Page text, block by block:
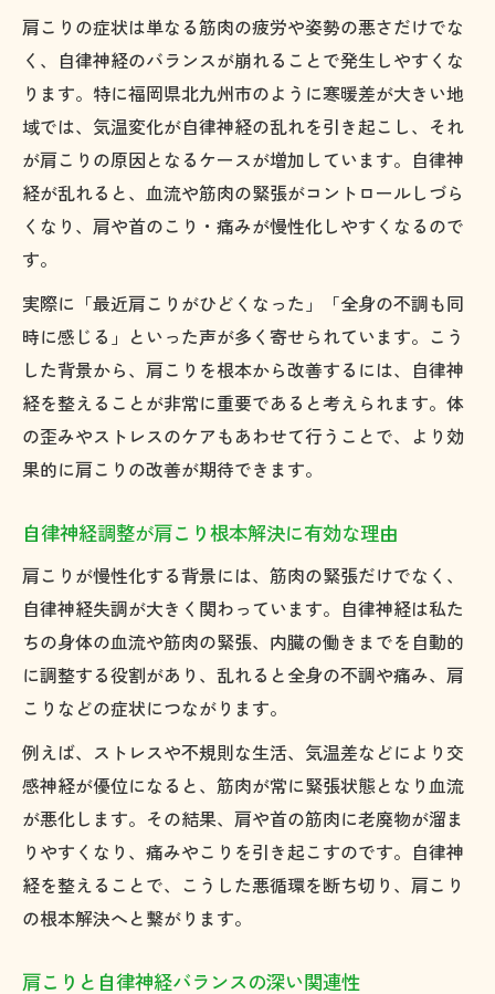
肩こりの症状は単なる筋肉の疲労や姿勢の悪さだけでな
く、自律神経のバランスが崩れることで発生しやすくな
ります。特に福岡県北九州市のように寒暖差が大きい地
域では、気温変化が自律神経の乱れを引き起こし、それ
が肩こりの原因となるケースが増加しています。自律神
経が乱れると、血流や筋肉の緊張がコントロールしづら
くなり、肩や首のこり・痛みが慢性化しやすくなるので
す。
実際に「最近肩こりがひどくなった」「全身の不調も同
時に感じる」といった声が多く寄せられています。こう
した背景から、肩こりを根本から改善するには、自律神
経を整えることが非常に重要であると考えられます。体
の歪みやストレスのケアもあわせて行うことで、より効
果的に肩こりの改善が期待できます。
自律神経調整が肩こり根本解決に有効な理由
肩こりが慢性化する背景には、筋肉の緊張だけでなく、
自律神経失調が大きく関わっています。自律神経は私た
ちの身体の血流や筋肉の緊張、内臓の働きまでを自動的
に調整する役割があり、乱れると全身の不調や痛み、肩
こりなどの症状につながります。
例えば、ストレスや不規則な生活、気温差などにより交
感神経が優位になると、筋肉が常に緊張状態となり血流
が悪化します。その結果、肩や首の筋肉に老廃物が溜ま
りやすくなり、痛みやこりを引き起こすのです。自律神
経を整えることで、こうした悪循環を断ち切り、肩こり
の根本解決へと繋がります。
肩こりと自律神経バランスの深い関連性